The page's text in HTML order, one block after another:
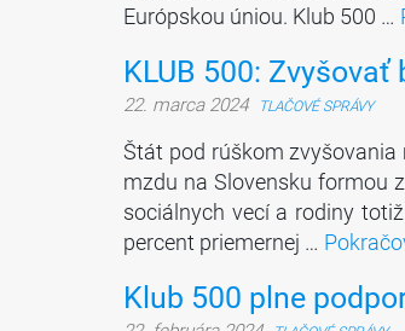
Európskou úniou. Klub 500 …
KLUB 500:
22. marca 2024 TLAČOVÉ SPRÁVY
Štát pod rúškom
mzdu na Slovensku formou
sociálnych vecí a rodiny
percent priemernej …
Klub 500 plne